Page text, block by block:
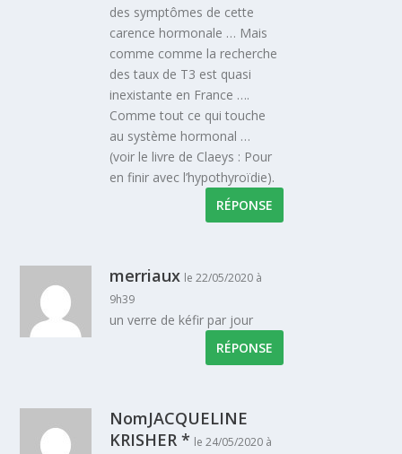
des symptômes de cette
carence hormonale … Mais
comme comme la recherche
des taux de T3 est quasi
inexistante en France ….
Comme tout ce qui touche
au système hormonal …
(voir le livre de Claeys : Pour
en finir avec l’hypothyroïdie).
RÉPONSE
merriaux le 22/05/2020 à
9h39
un verre de kéfir par jour
RÉPONSE
NomJACQUELINE
KRISHER * le 24/05/2020 à